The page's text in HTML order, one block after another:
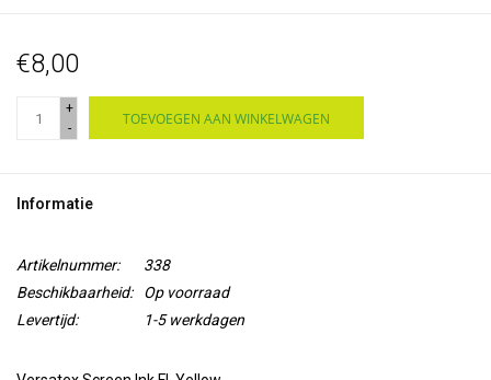
€8,00
+
-
TOEVOEGEN AAN WINKELWAGEN
Informatie
Artikelnummer:
338
Beschikbaarheid:
Op voorraad
Levertijd:
1-5 werkdagen